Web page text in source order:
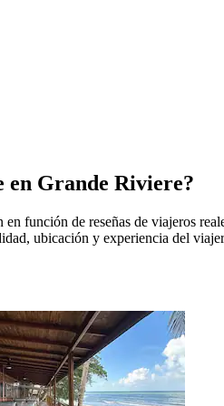
en Grande Riviere?
en función de reseñas de viajeros
ubicación y experiencia del